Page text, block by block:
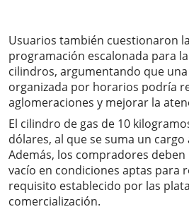
Usuarios también cuestionaron
programación escalonada para
cilindros, argumentando que
organizada por horarios podría
aglomeraciones y mejorar la
El cilindro de gas de 10
dólares, al que se suma un
Además, los compradores
vacío en condiciones aptas para
requisito establecido por las
comercialización.